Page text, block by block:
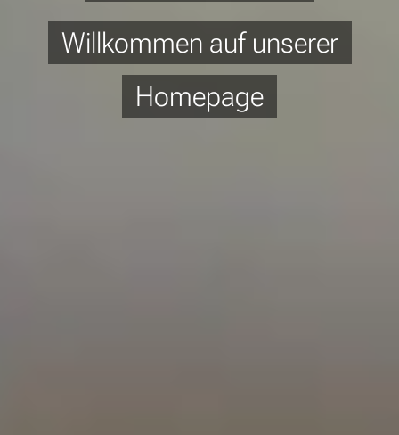
Willkommen auf unserer
Homepage